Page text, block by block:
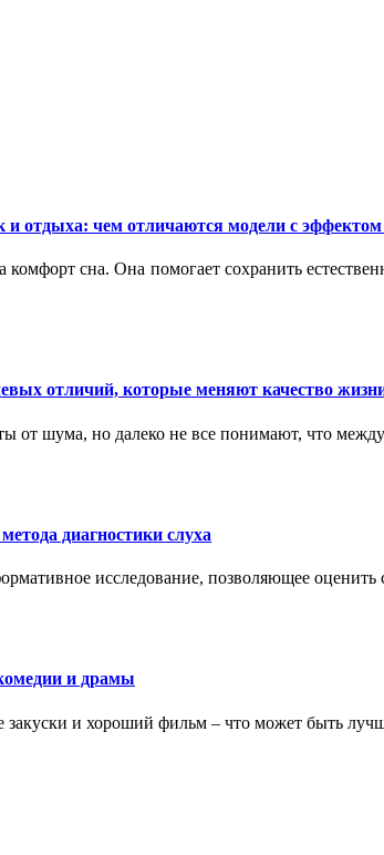
отдыха: чем отличаются модели с
комфорт сна. Она помогает сохранить
отличий, которые меняют качество
от шума, но далеко не все понимают, что
диагностики слуха
исследование, позволяющее оценить
и драмы
и хороший фильм – что может быть